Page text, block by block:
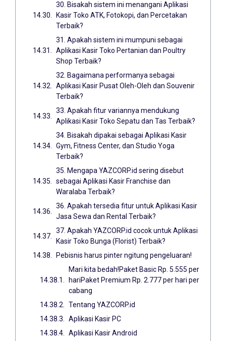
30. Bisakah sistem ini menangani Aplikasi
Kasir Toko ATK, Fotokopi, dan Percetakan
Terbaik?
31. Apakah sistem ini mumpuni sebagai
Aplikasi Kasir Toko Pertanian dan Poultry
Shop Terbaik?
32. Bagaimana performanya sebagai
Aplikasi Kasir Pusat Oleh-Oleh dan Souvenir
Terbaik?
33. Apakah fitur variannya mendukung
Aplikasi Kasir Toko Sepatu dan Tas Terbaik?
34. Bisakah dipakai sebagai Aplikasi Kasir
Gym, Fitness Center, dan Studio Yoga
Terbaik?
35. Mengapa YAZCORP.id sering disebut
sebagai Aplikasi Kasir Franchise dan
Waralaba Terbaik?
36. Apakah tersedia fitur untuk Aplikasi Kasir
Jasa Sewa dan Rental Terbaik?
37. Apakah YAZCORP.id cocok untuk Aplikasi
Kasir Toko Bunga (Florist) Terbaik?
Pebisnis harus pinter ngitung pengeluaran!
Mari kita bedah!Paket Basic Rp. 5.555 per
hariPaket Premium Rp. 2.777 per hari per
cabang
Tentang YAZCORP.id
Aplikasi Kasir PC
Aplikasi Kasir Android